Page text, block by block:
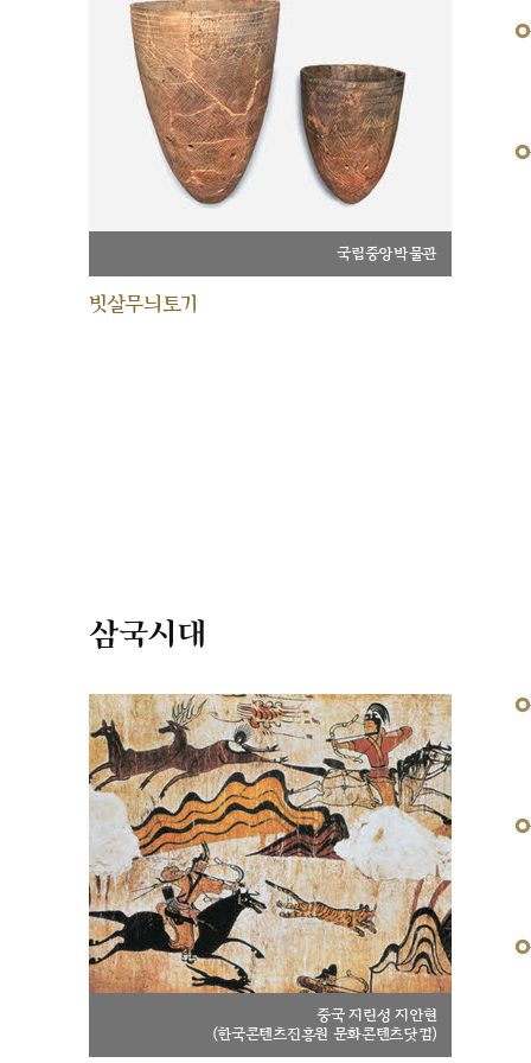
국립중앙박물관
빗살무늬토기
삼국시대
중국 지린성 지안현
(한국콘텐츠진흥원 문화콘텐츠닷컴)